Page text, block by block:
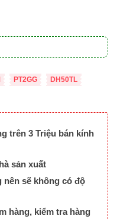
PT2GG DH50TL
trên 3 Triệu bán kính
sản xuất
nên sẽ không có độ
hàng, kiểm tra hàng